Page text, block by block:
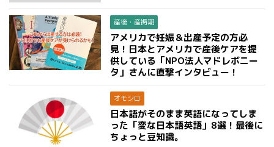
産後・産褥期
アメリカで妊娠＆出産予定の方必
見！日本とアメリカで産後ケアを提
供している「NPO法人マドレボニー
タ」さんに直撃インタビュー！
オモシロ
日本語がそのまま英語になってしま
った「変な日本語英語」8選！最後に
ちょっと豆知識。